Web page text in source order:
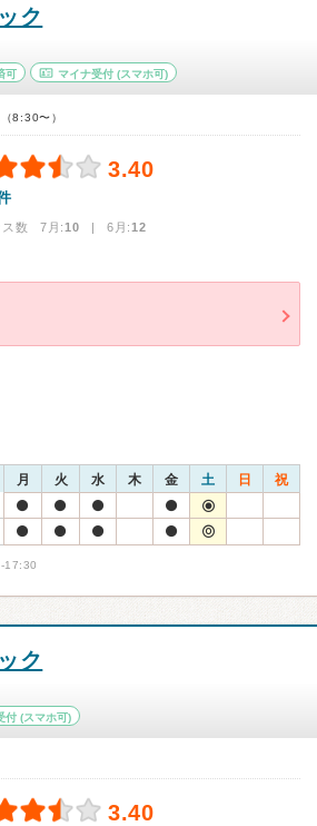
ク
可 マイナ受付 (スマホ可)
8:30〜）
3.40
ス数 7月:10 | 6月:12
月 火 水 木 金 土 日 祝
17:30
ク
付(スマホ可)
3.40